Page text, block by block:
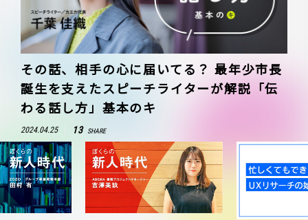
その話、相手の心に届いてる？ 最年少市長
誕生を支えたスピーチライターが解説「伝
わる話し方」基本のキ
2024.04.25 13 SHARE